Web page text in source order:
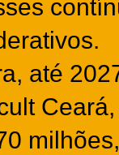
até